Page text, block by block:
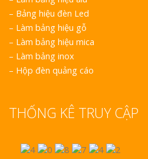
– Bảng hiệu đèn Led
– Làm bảng hiệu gỗ
– Làm bảng hiệu mica
– Làm bảng inox
– Hộp đèn quảng cáo
THỐNG KÊ TRUY CẬP